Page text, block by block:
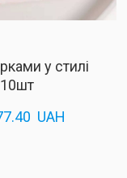
у стилі
UAH